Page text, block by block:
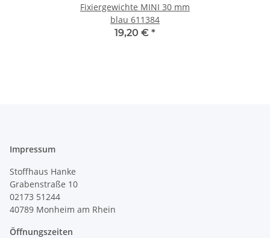
Fixiergewichte MINI 30 mm
blau 611384
19,20 € *
Impressum
Stoffhaus Hanke
Grabenstraße 10
02173 51244
40789 Monheim am Rhein
Öffnungszeiten